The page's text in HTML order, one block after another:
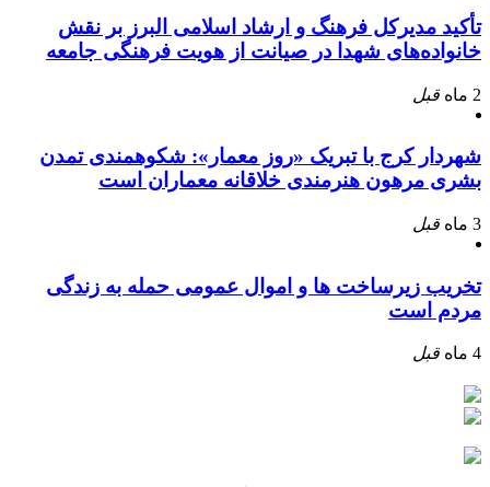
تأکید مدیرکل فرهنگ و ارشاد اسلامی البرز بر نقش
خانواده‌های شهدا در صیانت از هویت فرهنگی جامعه
2 ماه قبل
شهردار کرج با تبریک «روز معمار»: شکوهمندی تمدن
بشری مرهون هنرمندی خلاقانه معماران است
3 ماه قبل
تخریب زیرساخت ها و اموال عمومی حمله به زندگی
مردم است
4 ماه قبل